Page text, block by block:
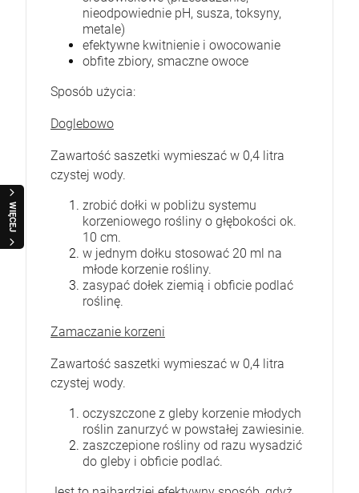
WIĘCEJ
nieodpowiednie pH, susza, toksyny,
metale)
efektywne kwitnienie i owocowanie
obfite zbiory, smaczne owoce
Sposób użycia:
Doglebowo
Zawartość saszetki wymieszać w 0,4 litra
czystej wody.
zrobić dołki w pobliżu systemu
korzeniowego rośliny o głębokości ok.
10 cm.
w jednym dołku stosować 20 ml na
młode korzenie rośliny.
zasypać dołek ziemią i obficie podlać
roślinę.
Zamaczanie korzeni
Zawartość saszetki wymieszać w 0,4 litra
czystej wody.
oczyszczone z gleby korzenie młodych
roślin zanurzyć w powstałej zawiesinie.
zaszczepione rośliny od razu wysadzić
do gleby i obficie podlać.